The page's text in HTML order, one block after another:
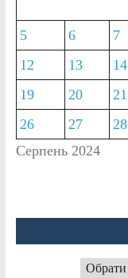
Серпень 2024
5
6 7
12
13 14
19
20 21
26
27 28